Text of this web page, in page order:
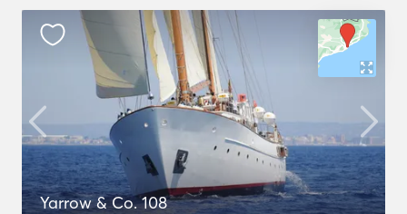
Yarrow & Co. 108